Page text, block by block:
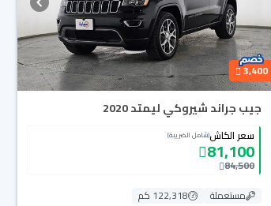
3,400
جيب جراند شيروكي ليمتد 2020
سعر الكاش(شامل الضريبة)
81,100
84,500
مستعملة
122,318 كم